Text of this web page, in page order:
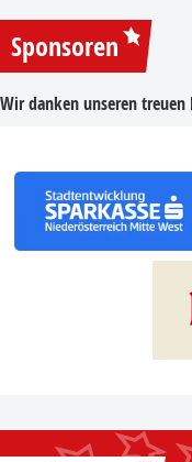
Sponsoren
Wir danken unseren